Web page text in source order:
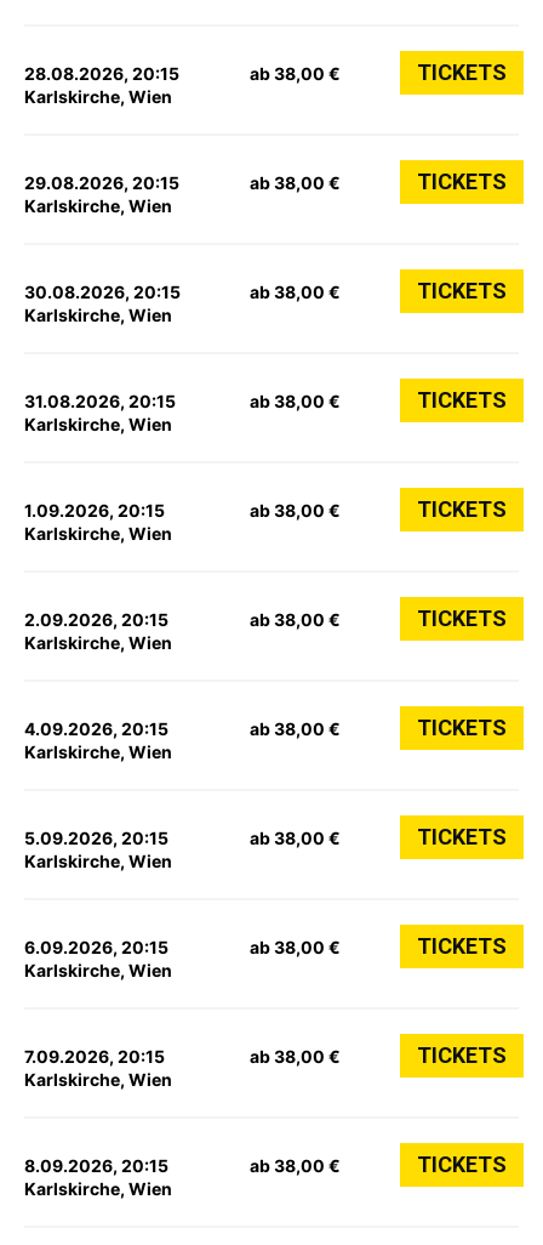
28.08.2026, 20:15
Karlskirche, Wien
ab 38,00 € TICKETS
29.08.2026, 20:15
Karlskirche, Wien
ab 38,00 € TICKETS
30.08.2026, 20:15
Karlskirche, Wien
ab 38,00 € TICKETS
31.08.2026, 20:15
Karlskirche, Wien
ab 38,00 € TICKETS
1.09.2026, 20:15
Karlskirche, Wien
ab 38,00 € TICKETS
2.09.2026, 20:15
Karlskirche, Wien
ab 38,00 € TICKETS
4.09.2026, 20:15
Karlskirche, Wien
ab 38,00 € TICKETS
5.09.2026, 20:15
Karlskirche, Wien
ab 38,00 € TICKETS
6.09.2026, 20:15
Karlskirche, Wien
ab 38,00 € TICKETS
7.09.2026, 20:15
Karlskirche, Wien
ab 38,00 € TICKETS
8.09.2026, 20:15
Karlskirche, Wien
ab 38,00 € TICKETS